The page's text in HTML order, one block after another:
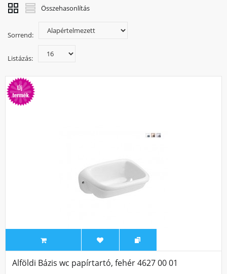
Összehasonlítás
Sorrend:
Listázás:
Alföldi Bázis wc papírtartó, fehér 4627 00 01